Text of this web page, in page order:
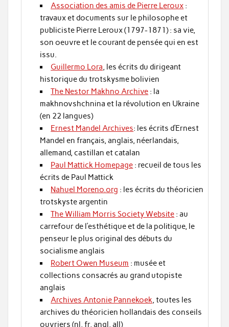
Association des amis de Pierre Leroux :
travaux et documents sur le philosophe et
publiciste Pierre Leroux (1797-1871) : sa vie,
son oeuvre et le courant de pensée qui en est
issu.
Guillermo Lora, les écrits du dirigeant
historique du trotskysme bolivien
The Nestor Makhno Archive : la
makhnovshchnina et la révolution en Ukraine
(en 22 langues)
Ernest Mandel Archives: les écrits d’Ernest
Mandel en français, anglais, néerlandais,
allemand, castillan et catalan
Paul Mattick Homepage : recueil de tous les
écrits de Paul Mattick
Nahuel Moreno.org : les écrits du théoricien
trotskyste argentin
The William Morris Society Website : au
carrefour de l’esthétique et de la politique, le
penseur le plus original des débuts du
socialisme anglais
Robert Owen Museum : musée et
collections consacrés au grand utopiste
anglais
Archives Antonie Pannekoek, toutes les
archives du théoricien hollandais des conseils
ouvriers (nl, fr, angl, all)